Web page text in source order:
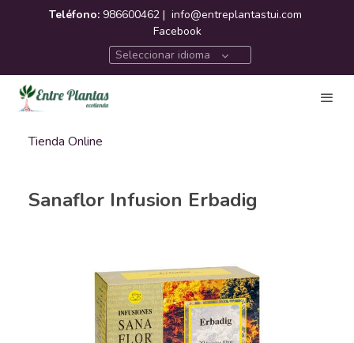
Teléfono: 986600462 | info@entreplantastui.com
Facebook
Seleccionar idioma
Tienda Online
Sanaflor Infusion Erbadig